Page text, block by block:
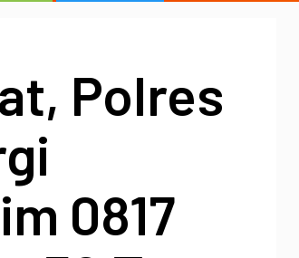
Polres
0817